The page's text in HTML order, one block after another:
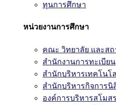
ทุนการศึกษา
หน่วยงานการศึกษา
คณะ วิทยาลัย และส
สำนักงานการทะเบียน
สำนักบริหารเทคโนโ
สำนักบริหารกิจการนิ
องค์การบริหารสโมส